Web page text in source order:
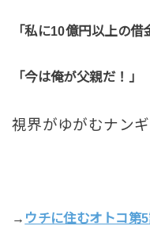
「私に10億円以上の借
「今は俺が父親だ！」
視界がゆがむナン
→ ウチに住むオトコ第